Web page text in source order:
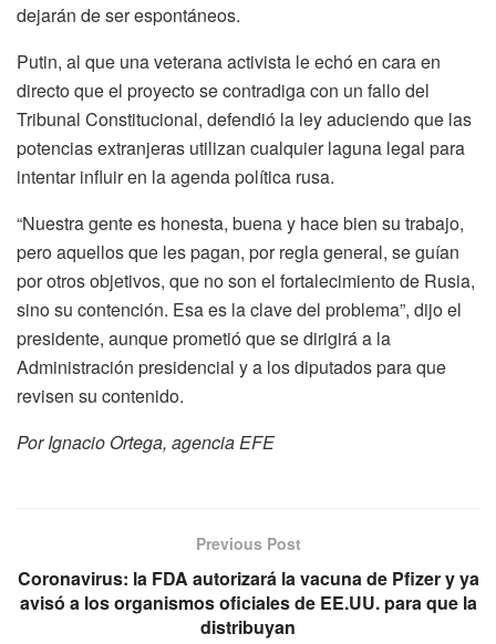
dejarán de ser espontáneos.
Putin, al que una veterana activista le echó en cara en
directo que el proyecto se contradiga con un fallo del
Tribunal Constitucional, defendió la ley aduciendo que las
potencias extranjeras utilizan cualquier laguna legal para
intentar influir en la agenda política rusa.
“Nuestra gente es honesta, buena y hace bien su trabajo,
pero aquellos que les pagan, por regla general, se guían
por otros objetivos, que no son el fortalecimiento de Rusia,
sino su contención. Esa es la clave del problema”, dijo el
presidente, aunque prometió que se dirigirá a la
Administración presidencial y a los diputados para que
revisen su contenido.
Por Ignacio Ortega, agencia EFE
Previous Post
Coronavirus: la FDA autorizará la vacuna de Pfizer y ya
avisó a los organismos oficiales de EE.UU. para que la
distribuyan